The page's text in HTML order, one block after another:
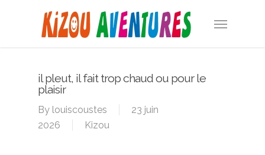
il pleut, il fait trop chaud ou pour le
plaisir
By louiscoustes
23 juin
2026
Kizou